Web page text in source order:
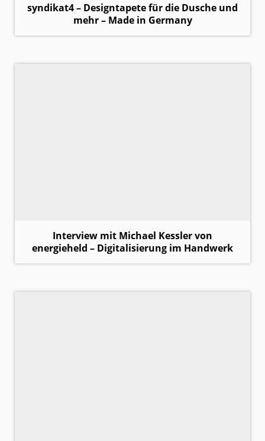
syndikat4 – Designtapete für die Dusche und
mehr – Made in Germany
Interview mit Michael Kessler von
energieheld – Digitalisierung im Handwerk